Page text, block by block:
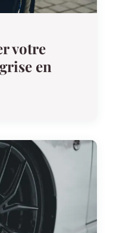
votre
en